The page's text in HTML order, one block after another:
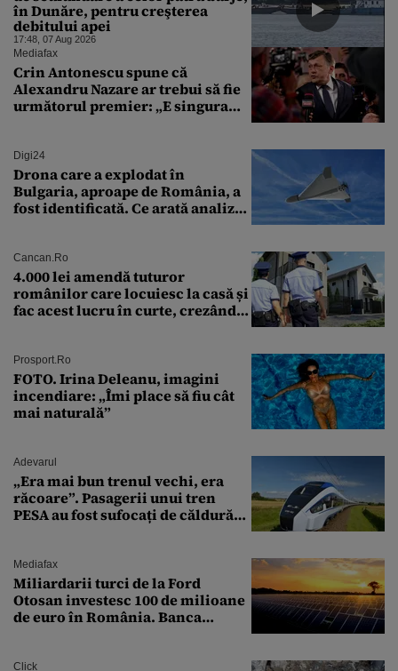
în Dunăre, pentru creşterea
debitului apei
17:48, 07 Aug 2026
Mediafax
Crin Antonescu spune că
Alexandru Nazare ar trebui să fie
următorul premier: „E singura
Digi24
Drona care a explodat în
Bulgaria, aproape de România, a
fost identificată. Ce arată analiza
Cancan.ro
4.000 lei amendă tuturor
românilor care locuiesc la casă și
fac acest lucru în curte, crezând
Prosport.ro
FOTO. Irina Deleanu, imagini
incendiare: „Îmi place să fiu cât
mai naturală”
Adevarul
„Era mai bun trenul vechi, era
răcoare”. Pasagerii unui tren
PESA au fost sufocați de căldură
Mediafax
Miliardarii turci de la Ford
Otosan investesc 100 de milioane
de euro în România. Banca
Click